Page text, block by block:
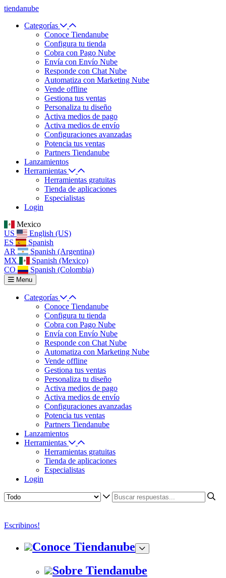
tiendanube
Categorías
Conoce Tiendanube
Configura tu tienda
Cobra con Pago Nube
Envía con Envío Nube
Responde con Chat Nube
Automatiza con Marketing Nube
Vende offline
Gestiona tus ventas
Personaliza tu diseño
Activa medios de pago
Activa medios de envío
Configuraciones avanzadas
Potencia tus ventas
Partners Tiendanube
Lanzamientos
Herramientas
Herramientas gratuitas
Tienda de aplicaciones
Especialistas
Login
Mexico
US
English (US)
ES
Spanish
AR
Spanish (Argentina)
MX
Spanish (Mexico)
CO
Spanish (Colombia)
Menu
Categorías
Conoce Tiendanube
Configura tu tienda
Cobra con Pago Nube
Envía con Envío Nube
Responde con Chat Nube
Automatiza con Marketing Nube
Vende offline
Gestiona tus ventas
Personaliza tu diseño
Activa medios de pago
Activa medios de envío
Configuraciones avanzadas
Potencia tus ventas
Partners Tiendanube
Lanzamientos
Herramientas
Herramientas gratuitas
Tienda de aplicaciones
Especialistas
Login
Escribinos!
Conoce Tiendanube
Sobre Tiendanube